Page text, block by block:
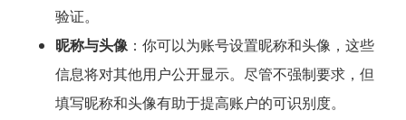
验证。
昵称与头像：你可以为账号设置昵称和头像，这些
信息将对其他用户公开显示。尽管不强制要求，但
填写昵称和头像有助于提高账户的可识别度。